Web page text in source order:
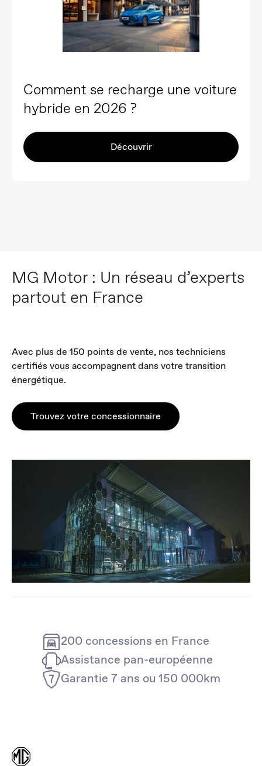
Comment se recharge une voiture
hybride en 2026 ?
Découvrir
MG Motor : Un réseau d’experts
partout en France
Avec plus de 150 points de vente, nos techniciens
certifiés vous accompagnent dans votre transition
énergétique.
Trouvez votre concessionnaire
200 concessions en France
Assistance pan-européenne
Garantie 7 ans ou 150 000km